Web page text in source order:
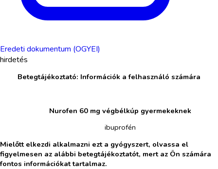
Eredeti dokumentum (OGYEI)
hirdetés
Betegtájékoztató: Információk a felhasználó számára
Nurofen 60 mg végbélkúp gyermekeknek
ibuprofén
Mielőtt elkezdi alkalmazni ezt a gyógyszert, olvassa el
figyelmesen az alábbi betegtájékoztatót, mert az Ön számára
fontos információkat tartalmaz.